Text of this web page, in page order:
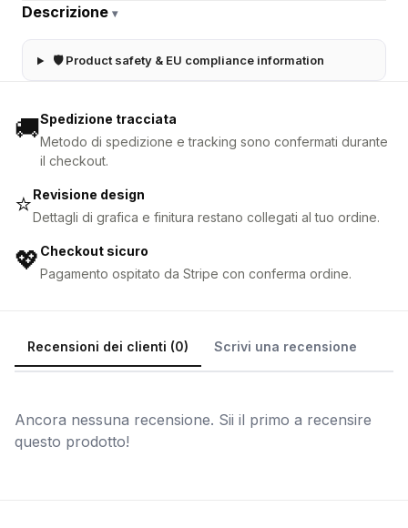
Descrizione ▾
🛡 Product safety & EU compliance information
🚚Spedizione tracciata
Metodo di spedizione e tracking sono confermati durante
il checkout.
⭐Revisione design
Dettagli di grafica e finitura restano collegati al tuo ordine.
💖 Checkout sicuro
Pagamento ospitato da Stripe con conferma ordine.
Recensioni dei clienti (0) Scrivi una recensione
Ancora nessuna recensione. Sii il primo a recensire
questo prodotto!